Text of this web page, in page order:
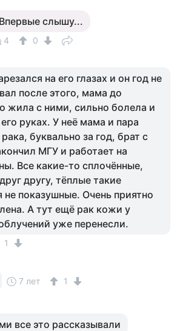
слышу...
4 0
на его глазах и он год не
после этого, мама до
жила с ними, сильно болела и
руках. У неё мама и пара
буквально за год, брат с
МГУ и работает на
Все какие-то сплочённые,
другу, тёплые такие
не показушные. Очень приятно
А тут ещё рак кожи у
уже перенесли.
1
7 лет 1
все это рассказывали